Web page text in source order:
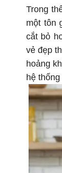
Trong
một tôn
cắt bỏ
vẻ đẹp
hoảng
hệ